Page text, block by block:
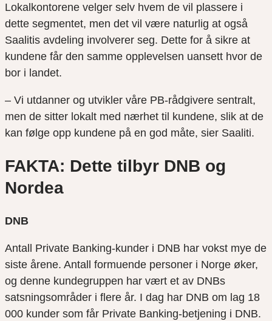
Lokalkontorene velger selv hvem de vil plassere i
dette segmentet, men det vil være naturlig at også
Saalitis avdeling involverer seg. Dette for å sikre at
kundene får den samme opplevelsen uansett hvor de
bor i landet.
– Vi utdanner og utvikler våre PB-rådgivere sentralt,
men de sitter lokalt med nærhet til kundene, slik at de
kan følge opp kundene på en god måte, sier Saaliti.
FAKTA: Dette tilbyr DNB og
Nordea
DNB
Antall Private Banking-kunder i DNB har vokst mye de
siste årene. Antall formuende personer i Norge øker,
og denne kundegruppen har vært et av DNBs
satsningsområder i flere år. I dag har DNB om lag 18
000 kunder som får Private Banking-betjening i DNB.